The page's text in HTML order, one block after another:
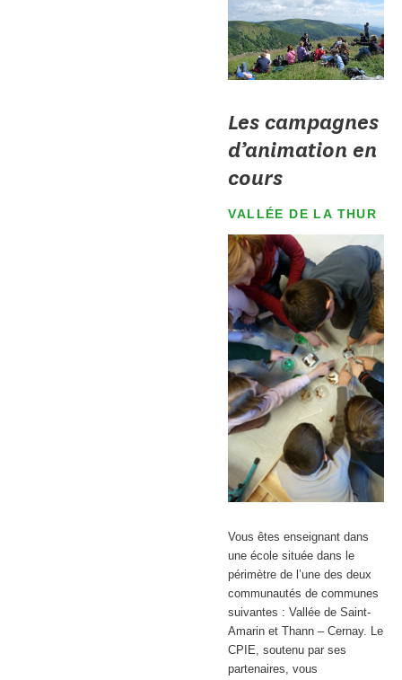
Les campagnes
d’animation en
cours
VALLÉE DE LA THUR
Vous êtes enseignant dans
une école située dans le
périmètre de l’une des deux
communautés de communes
suivantes : Vallée de Saint-
Amarin et Thann – Cernay. Le
CPIE, soutenu par ses
partenaires, vous